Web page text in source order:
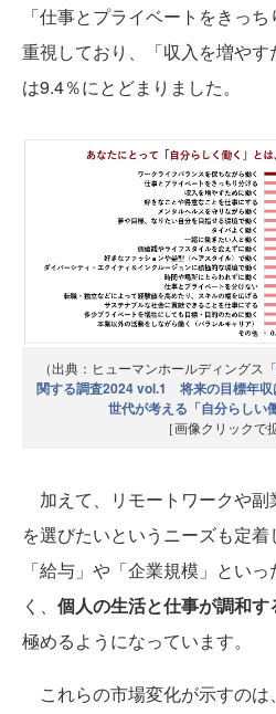
「仕事とプライベートをきっ
重視しており、「収入を増や
は9.4％にとどまりました。
（出典：ヒューマンホールディングス「
関する調査2024 vol.1 将来の目標年収
世代が考える「自分らしい
［画像クリックで
加えて、リモートワークや副
を選びたいというニーズも定着
「給与」や「企業規模」とい
く、 個人の生活と仕事が調和す
極めるようになっています。
これらの市場変化が示すのは